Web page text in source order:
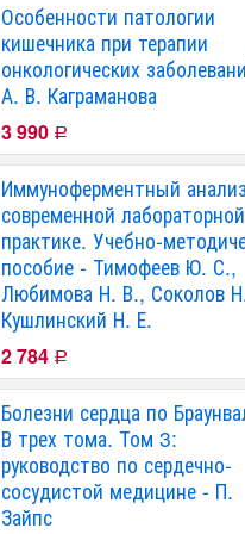
Особенности патологии
кишечника при терапии
онкологических
А. В. Каграманова
3 990 Р
Иммуноферментный
современной лабораторной
практике. Учебно-
пособие - Тимофеев Ю. С.,
Любимова Н. В., Соколов
Кушлинский Н. Е.
2 784 Р
Болезни сердца по
В трех тома. Том 3:
руководство по сердечно-
сосудистой медицине - П.
Зайпс